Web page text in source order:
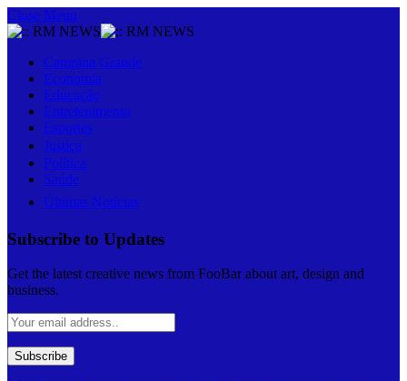
Close Menu
Campina Grande
Economia
Educação
Entretenimento
Esportes
Justiça
Política
Saúde
Últimas Notícias
Subscribe to Updates
Get the latest creative news from FooBar about art, design and
business.